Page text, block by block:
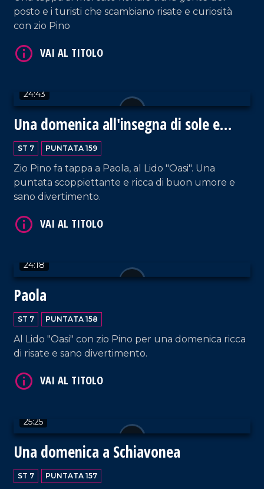
posto e i turisti che scambiano risate e curiosità
con zio Pino
24:43
Una domenica all'insegna di sole e
mare
ST 7 PUNTATA 159
Zio Pino fa tappa a Paola, al Lido "Oasi". Una
puntata scoppiettante e ricca di buon umore e
sano divertimento.
24:18
Paola
ST 7 PUNTATA 158
Al Lido "Oasi" con zio Pino per una domenica ricca
di risate e sano divertimento.
25:25
Una domenica a Schiavonea
ST 7 PUNTATA 157
VAI AL TITOLO
VAI AL TITOLO
VAI AL TITOLO